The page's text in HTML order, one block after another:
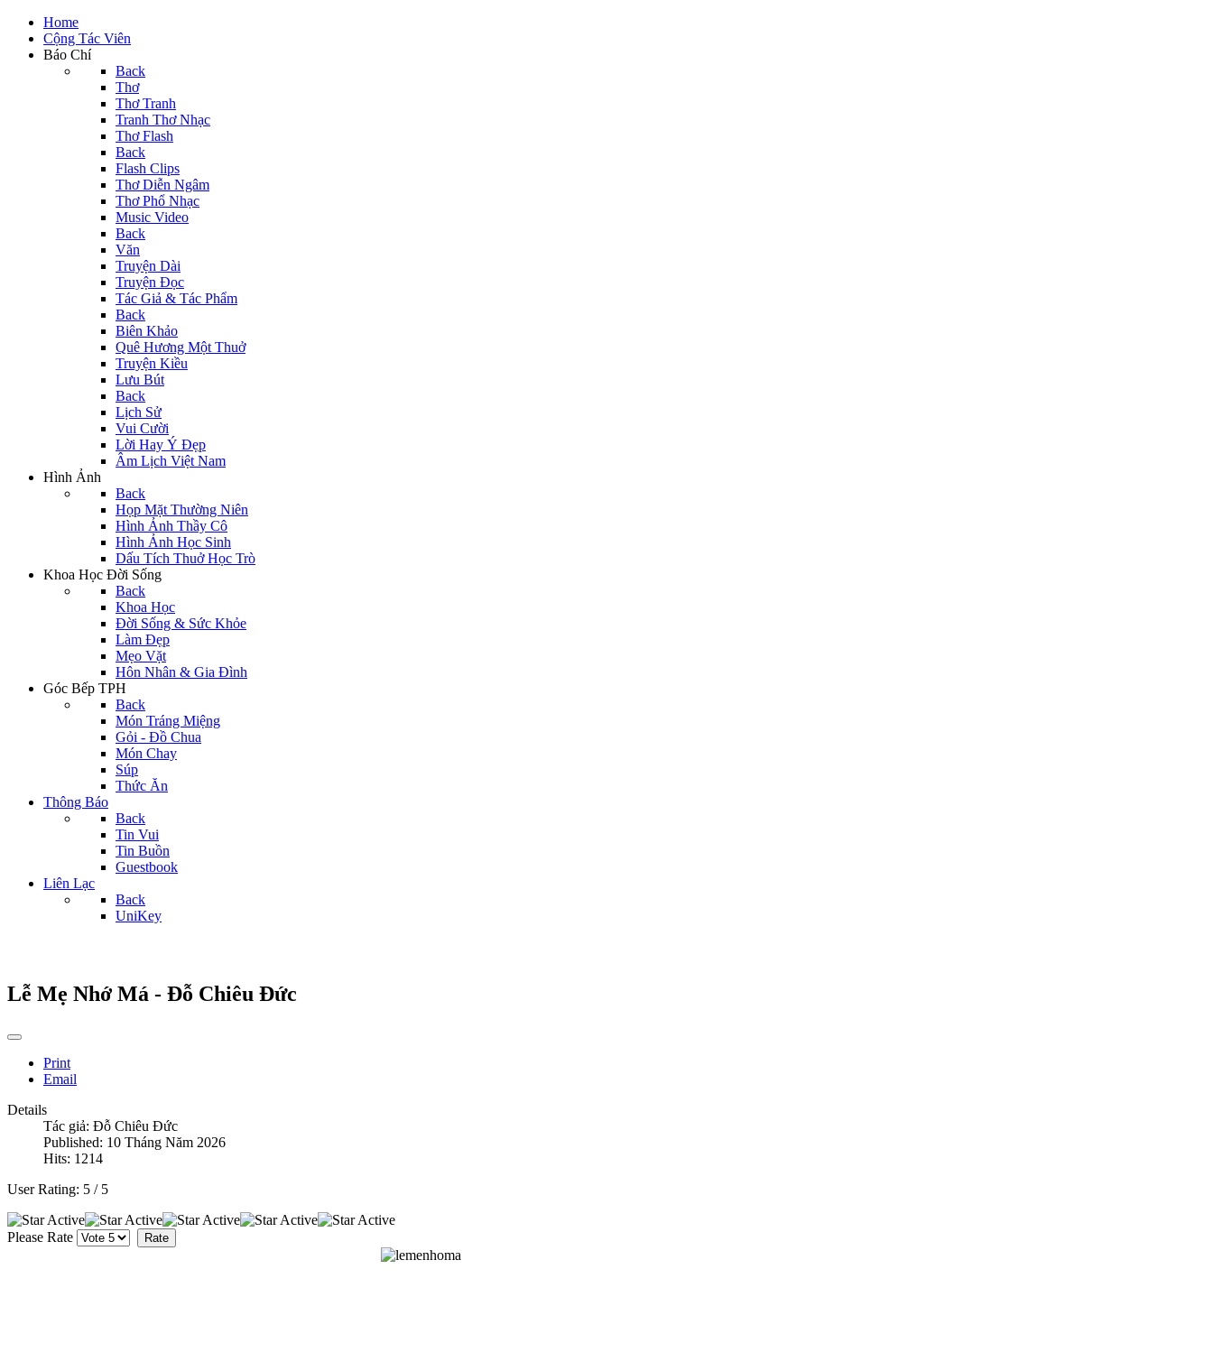
Home
Cộng Tác Viên
Báo Chí
Back
Thơ
Thơ Tranh
Tranh Thơ Nhạc
Thơ Flash
Back
Flash Clips
Thơ Diễn Ngâm
Thơ Phổ Nhạc
Music Video
Back
Văn
Truyện Dài
Truyện Đọc
Tác Giả & Tác Phẩm
Back
Biên Khảo
Quê Hương Một Thuở
Truyện Kiều
Lưu Bút
Back
Lịch Sử
Vui Cười
Lời Hay Ý Đẹp
Âm Lịch Việt Nam
Hình Ảnh
Back
Họp Mặt Thường Niên
Hình Ảnh Thầy Cô
Hình Ảnh Học Sinh
Dấu Tích Thuở Học Trò
Khoa Học Đời Sống
Back
Khoa Học
Đời Sống & Sức Khỏe
Làm Đẹp
Mẹo Vặt
Hôn Nhân & Gia Đình
Góc Bếp TPH
Back
Món Tráng Miệng
Gỏi - Đồ Chua
Món Chay
Súp
Thức Ăn
Thông Báo
Back
Tin Vui
Tin Buồn
Guestbook
Liên Lạc
Back
UniKey
Lễ Mẹ Nhớ Má - Đỗ Chiêu Đức
Print
Email
Details
Tác giả: Đỗ Chiêu Đức
Published: 10 Tháng Năm 2026
Hits: 1214
User Rating: 5 / 5
Please Rate